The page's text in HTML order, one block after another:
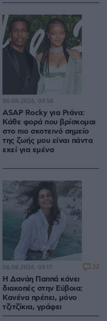
ASAP Rocky για Ριάνα:
Κάθε φορά που βρίσκομαι
στο πιο σκοτεινό σημείο
της ζωής μου είναι πάντα
εκεί για εμένα
06.08.2026, 09:58
Η Δανάη Παππά κάνει
διακοπές στην Εύβοια:
Κανένα πρέπει, μόνο
τζιτζίκια, γράφει
06.08.2026, 09:17 22